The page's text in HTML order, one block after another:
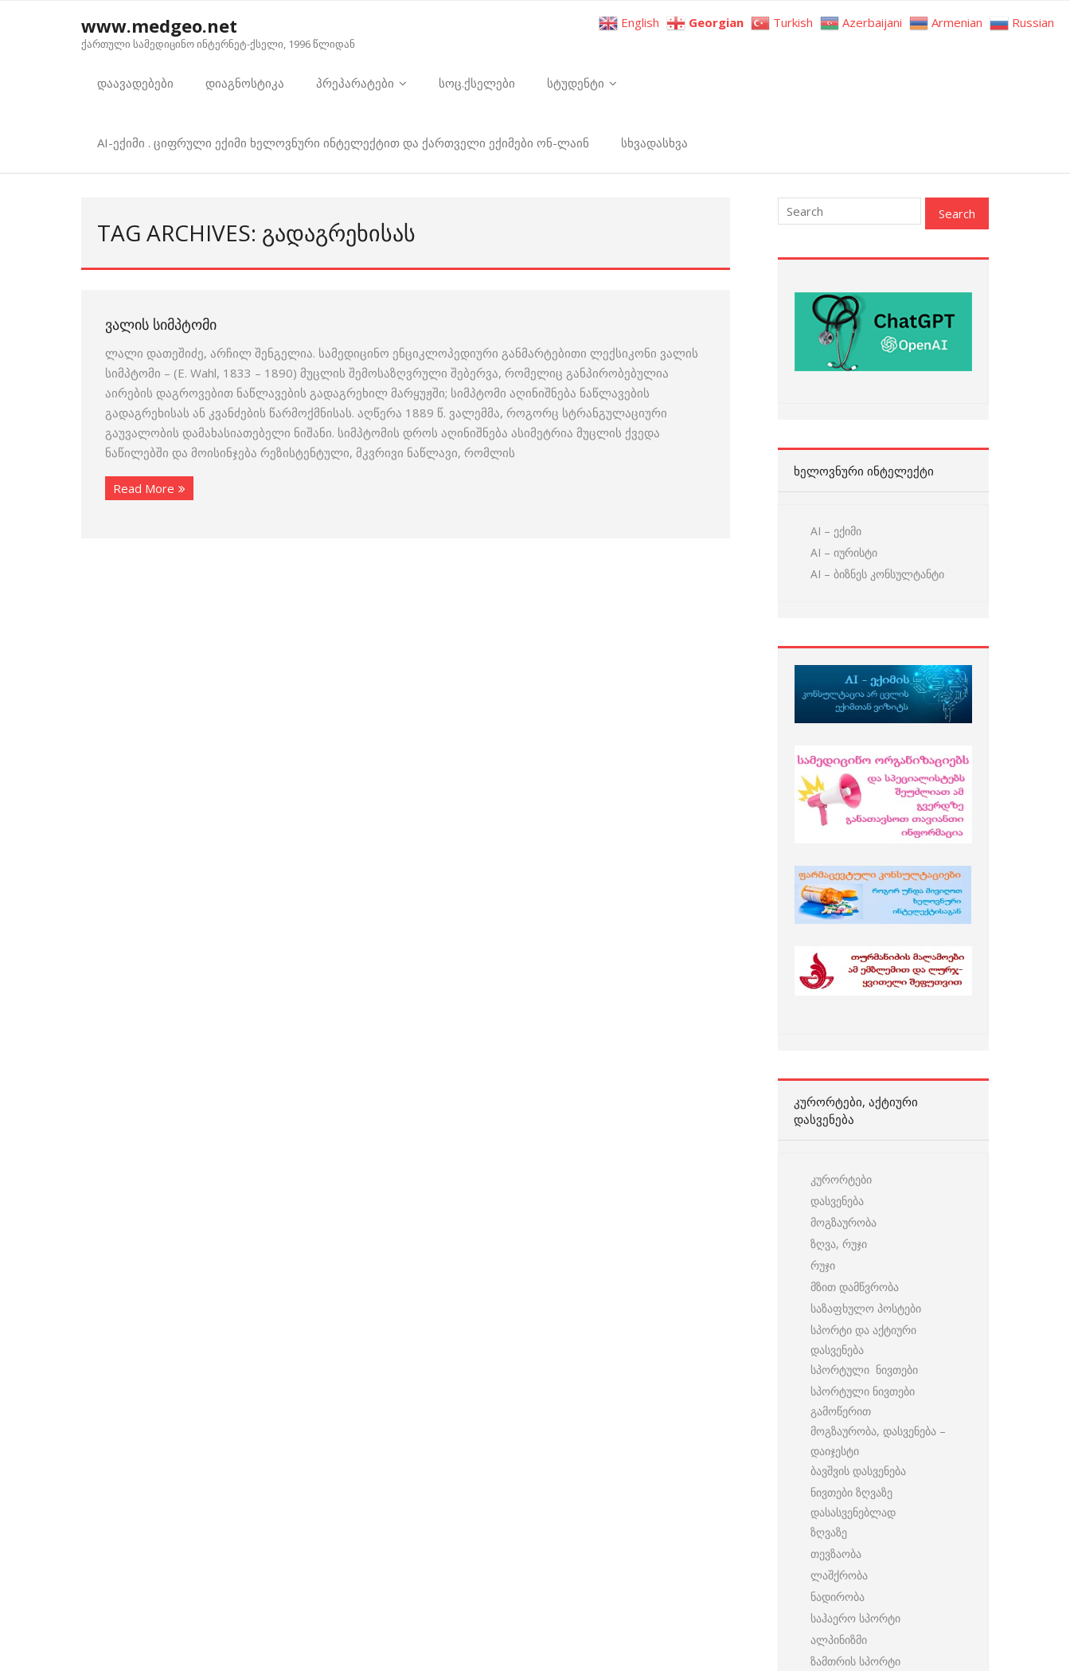
www.medgeo.net
ქართული სამედიცინო ინტერნეტ-ქსელი, 1996 წლიდან
დაავადებები დიაგნოსტიკა პრეპარატები სოც.ქსელები სტუდენტი
AI-ექიმი . ციფრული ექიმი ხელოვნური ინტელექტით და ქართველი ექიმები ონ-ლაინ სხვადასხვა
TAG ARCHIVES: ᲒᲐᲓᲐᲒᲠᲔᲮᲘᲡᲐᲡ
ᲕᲐᲚᲘᲡ ᲡᲘᲛᲞᲢᲝᲛᲘ
ლალი დათეშიძე, არჩილ შენგელია. სამედიცინო ენციკლოპედიური განმარტებითი ლექსიკონი ვალის
სიმპტომი – (E. Wahl, 1833 – 1890) მუცლის შემოსაზღვრული შებერვა, რომელიც განპირობებულია
აირების დაგროვებით ნაწლავების გადაგრეხილ მარყუჟში; სიმპტომი აღინიშნება ნაწლავების
გადაგრეხისას ან კვანძების წარმოქმნისას. აღწერა 1889 წ. ვალემმა, როგორც სტრანგულაციური
გაუვალობის დამახასიათებელი ნიშანი. სიმპტომის დროს აღინიშნება ასიმეტრია მუცლის ქვედა
ნაწილებში და მოისინჯება რეზისტენტული, მკვრივი ნაწლავი, რომლის
Read More
ᲮᲔᲚᲝᲕᲜᲣᲠᲘ ᲘᲜᲢᲔᲚᲔᲥᲢᲘ
AI – ექიმი
AI – იურისტი
AI – ბიზნეს კონსულტანტი
ᲙᲣᲠᲝᲠᲢᲔᲑᲘ, ᲐᲥᲢᲘᲣᲠᲘ
ᲓᲐᲡᲕᲔᲜᲔᲑᲐ
კურორტები
დასვენება
მოგზაურობა
ზღვა, რუჯი
რუჯი
მზით დამწვრობა
საზაფხულო პოსტები
სპორტი და აქტიური
დასვენება
სპორტული ნივთები
სპორტული ნივთები
გამოწერით
მოგზაურობა, დასვენება –
დაიჯესტი
ბავშვის დასვენება
ნივთები ზღვაზე
დასასვენებლად
ზღვაზე
თევზაობა
ლაშქრობა
ნადირობა
საჰაერო სპორტი
ალპინიზმი
ზამთრის სპორტი
English Georgian Turkish Azerbaijani Armenian Russian